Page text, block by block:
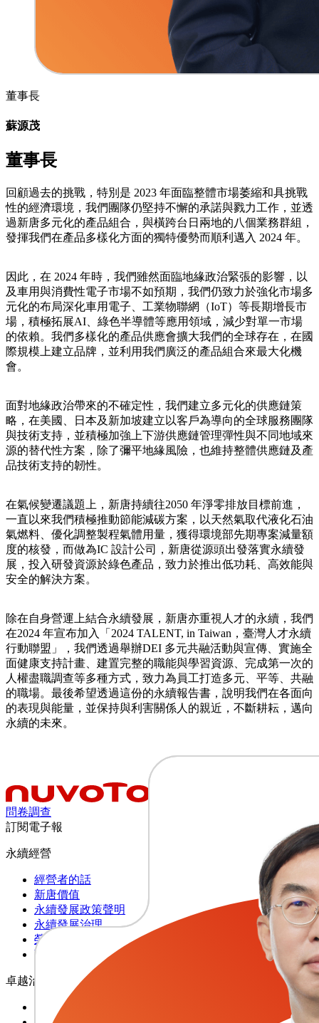
董事長
蘇源茂
董事長
回顧過去的挑戰，特別是 2023 年面臨整體市場萎縮和具挑戰
性的經濟環境，我們團隊仍堅持不懈的承諾與戮力工作，並透
過新唐多元化的產品組合，與橫跨台日兩地的八個業務群組，
發揮我們在產品多樣化方面的獨特優勢而順利邁入 2024 年。
因此，在 2024 年時，我們雖然面臨地緣政治緊張的影響，以
及車用與消費性電子市場不如預期，我們仍致力於強化市場多
元化的布局深化車用電子、工業物聯網（IoT）等長期增長市
場，積極拓展AI、綠色半導體等應用領域，減少對單一市場
的依賴。我們多樣化的產品供應會擴大我們的全球存在，在國
際規模上建立品牌，並利用我們廣泛的產品組合來最大化機
會。
面對地緣政治帶來的不確定性，我們建立多元化的供應鏈策
略，在美國、日本及新加坡建立以客戶為導向的全球服務團隊
與技術支持，並積極加強上下游供應鏈管理彈性與不同地域來
源的替代性方案，除了彌平地緣風險，也維持整體供應鏈及產
品技術支持的韌性。
在氣候變遷議題上，新唐持續往2050 年淨零排放目標前進，
一直以來我們積極推動節能減碳方案，以天然氣取代液化石油
氣燃料、優化調整製程氣體用量，獲得環境部先期專案減量額
度的核發，而做為IC 設計公司，新唐從源頭出發落實永續發
展，投入研發資源於綠色產品，致力於推出低功耗、高效能與
安全的解決方案。
除在自身營運上結合永續發展，新唐亦重視人才的永續，我們
在2024 年宣布加入「2024 TALENT, in Taiwan，臺灣人才永續
行動聯盟」，我們透過舉辦DEI 多元共融活動與宣傳、實施全
面健康支持計畫、建置完整的職能與學習資源、完成第一次的
人權盡職調查等多種方式，致力為員工打造多元、平等、共融
的職場。最後希望透過這份的永續報告書，說明我們在各面向
的表現與能量，並保持與利害關係人的親近，不斷耕耘，邁向
永續的未來。
問卷調查
訂閱電子報
永續經營
經營者的話
新唐價值
永續發展政策聲明
永續發展治理
榮耀與肯定
聯合國永續發展目標
卓越治理
公司治理